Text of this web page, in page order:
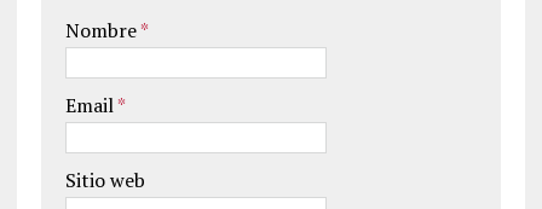
Nombre*
Email*
Sitio web